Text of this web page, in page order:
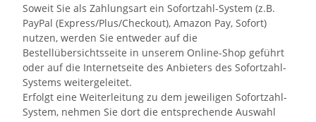
Soweit Sie als Zahlungsart ein Sofortzahl-System (z.B.
PayPal (Express/Plus/Checkout), Amazon Pay, Sofort)
nutzen, werden Sie entweder auf die
Bestellübersichtsseite in unserem Online-Shop geführt
oder auf die Internetseite des Anbieters des Sofortzahl-
Systems weitergeleitet.
Erfolgt eine Weiterleitung zu dem jeweiligen Sofortzahl-
System, nehmen Sie dort die entsprechende Auswahl